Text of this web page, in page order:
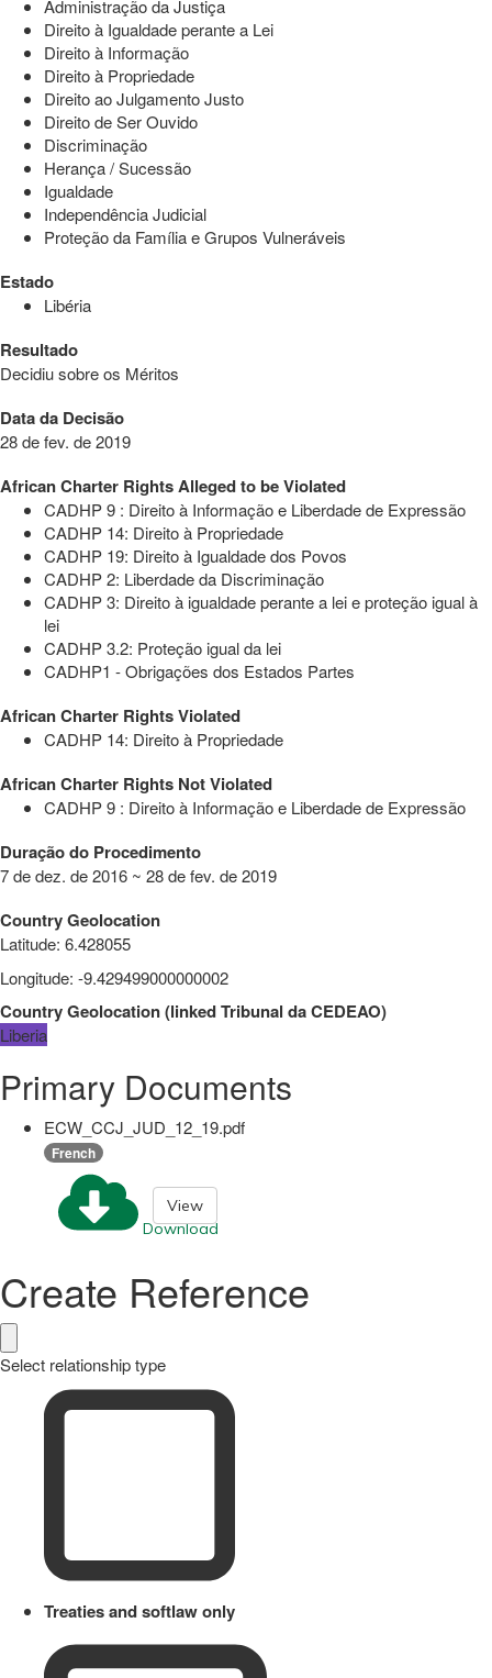
Administração da Justiça
Direito à Igualdade perante a Lei
Direito à Informação
Direito à Propriedade
Direito ao Julgamento Justo
Direito de Ser Ouvido
Discriminação
Herança / Sucessão
Igualdade
Independência Judicial
Proteção da Família e Grupos Vulneráveis
Estado
Libéria
Resultado
Decidiu sobre os Méritos
Data da Decisão
28 de fev. de 2019
African Charter Rights Alleged to be Violated
CADHP 9 : Direito à Informação e Liberdade de Expressão
CADHP 14: Direito à Propriedade
CADHP 19: Direito à Igualdade dos Povos
CADHP 2: Liberdade da Discriminação
CADHP 3: Direito à igualdade perante a lei e proteção igual à
lei
CADHP 3.2: Proteção igual da lei
CADHP1 - Obrigações dos Estados Partes
African Charter Rights Violated
CADHP 14: Direito à Propriedade
African Charter Rights Not Violated
CADHP 9 : Direito à Informação e Liberdade de Expressão
Duração do Procedimento
7 de dez. de 2016 ~ 28 de fev. de 2019
Country Geolocation
Latitude: 6.428055
Longitude: -9.429499000000002
Country Geolocation(linkedTribunal da CEDEAO)
Liberia
Primary Documents
ECW_CCJ_JUD_12_19.pdf
French
Download
View
Create Reference
Select relationship type
Treaties and softlaw only